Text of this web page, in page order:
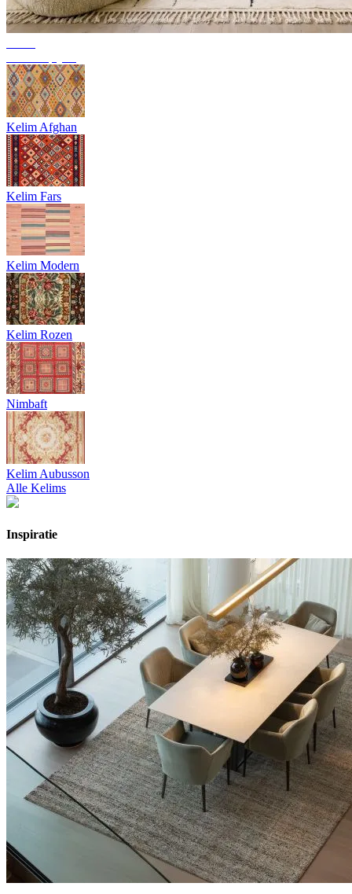
Kelim Afghan
Kelim Fars
Kelim Modern
Kelim Rozen
Nimbaft
Kelim Aubusson
Alle Kelims
Inspiratie